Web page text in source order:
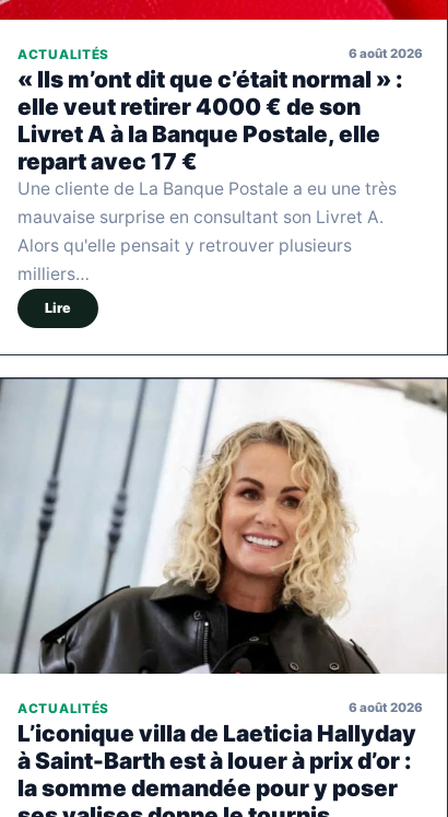
ACTUALITÉS 6 août 2026
« Ils m’ont dit que c’était normal » :
elle veut retirer 4000 € de son
Livret A à la Banque Postale, elle
repart avec 17 €
Une cliente de La Banque Postale a eu une très
mauvaise surprise en consultant son Livret A.
Alors qu'elle pensait y retrouver plusieurs
milliers…
Lire
ACTUALITÉS 6 août 2026
L’iconique villa de Laeticia Hallyday
à Saint-Barth est à louer à prix d’or :
la somme demandée pour y poser